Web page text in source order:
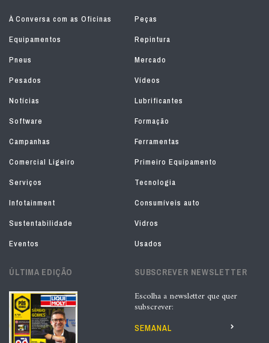
À Conversa com as Oficinas
Peças
Equipamentos
Repintura
Pneus
Mercado
Pesados
Vídeos
Notícias
Lubrificantes
Software
Formação
Campanhas
Ferramentas
Comercial Ligeiro
Primeiro Equipamento
Serviços
Tecnologia
Infotainment
Consumíveis auto
Sustentabilidade
Vidros
Eventos
Usados
ÚLTIMA EDIÇÃO SUBSCREVER NEWSLETTER
Escolha a newsletter que quer
subscrever:
SEMANAL